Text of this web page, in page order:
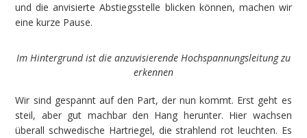
und die anvisierte Abstiegsstelle blicken können, machen wir
eine kurze Pause.
Im Hintergrund ist die anzuvisierende Hochspannungsleitung zu
erkennen
Wir sind gespannt auf den Part, der nun kommt. Erst geht es
steil, aber gut machbar den Hang herunter. Hier wachsen
überall schwedische Hartriegel, die strahlend rot leuchten. Es